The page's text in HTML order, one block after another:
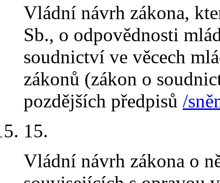
Vládní návrh zákona,
Sb., o odpovědnosti
soudnictví ve věcech
zákonů (zákon o
pozdějších předpisů /
15.
Vládní návrh zákona o